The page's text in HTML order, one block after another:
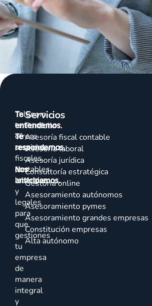
Talenom
te
ofrece
servicios
fiscales,
contables,
laborales
y
legales
para
que
gestiones
tu
empresa
de
manera
integral
y
Te
entendemos.
Te
respondemos.
Nos
anticipamos.
Servicios
Portfolio
Asesoría fiscal contable
Asesoría laboral
Asesoría jurídica
Consultoría estratégica
Gestoría online
Asesoramiento autónomos
Asesoramiento pymes
Asesoramiento grandes empresas
Constitución empresas
Alta autónomo